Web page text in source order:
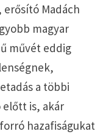
Madách
magyar
művét eddig
a többi
előtt is, akár
hazafiságukat